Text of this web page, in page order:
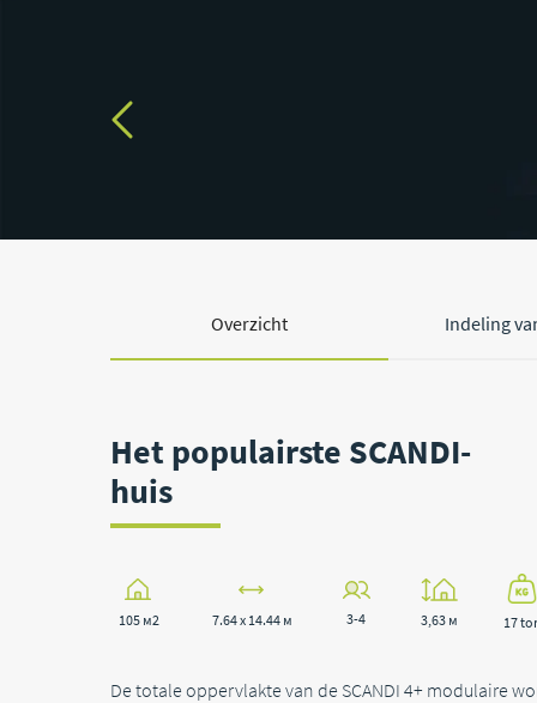
Overzicht Indeling
Het populairste SCANDI-
huis
De totale oppervlakte van de SCANDI 4+ modulaire
105 м2 7.64 x 14.44 м 3-4 3,63 м 17